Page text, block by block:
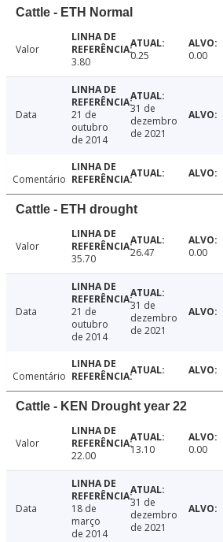
Cattle - ETH Normal
Valor
3.80
0.25 0.00
Data
21 de
outubro
de 2014
31 de
dezembro
de 2021
Comentário
Cattle - ETH drought
Valor
35.70
26.47 0.00
Data
21 de
outubro
de 2014
31 de
dezembro
de 2021
Comentário
Cattle - KEN Drought year 22
Valor
22.00
13.10 0.00
Data
18 de
março
de 2014
31 de
dezembro
de 2021